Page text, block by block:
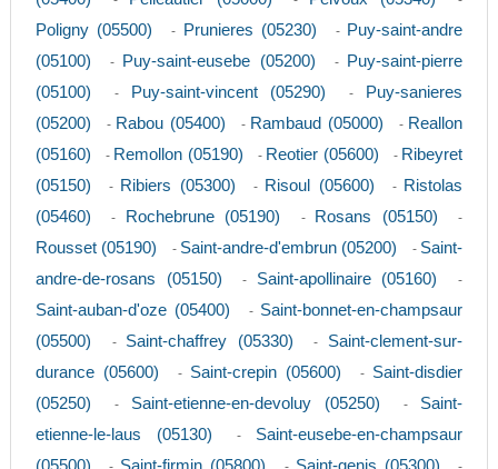
Poligny (05500) - Prunieres (05230) - Puy-saint-andre
(05100)
- Puy-saint-eusebe (05200) -
Puy-saint-pierre
(05100)
- Puy-saint-vincent (05290) -
Puy-sanieres
(05200)
- Rabou (05400) - Rambaud (05000) - Reallon
(05160)
- Remollon (05190) - Reotier (05600) - Ribeyret
(05150)
- Ribiers (05300) - Risoul (05600) - Ristolas
(05460)
- Rochebrune (05190) - Rosans (05150) -
Rousset (05190) - Saint-andre-d'embrun (05200) - Saint-
andre-de-rosans (05150)
- Saint-apollinaire (05160) -
Saint-auban-d'oze (05400) - Saint-bonnet-en-champsaur
(05500)
- Saint-chaffrey (05330) - Saint-clement-sur-
durance (05600)
- Saint-crepin (05600) - Saint-disdier
(05250)
- Saint-etienne-en-devoluy (05250) - Saint-
etienne-le-laus (05130)
- Saint-eusebe-en-champsaur